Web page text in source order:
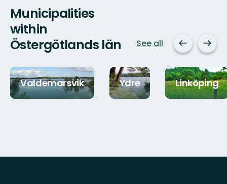
Municipalities
within
Östergötlands län
See all
Valdemarsvik Ydre Linköping